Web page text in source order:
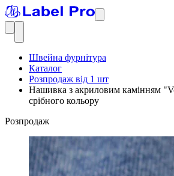
Швейна фурнітура
Каталог
Розпродаж від 1 шт
Нашивка з акриловим камінням
срібного кольору
Розпродаж